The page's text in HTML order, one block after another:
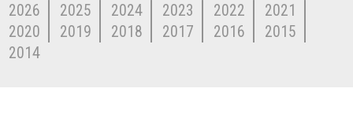
2026
2025 2024 2023 2022
2021
2020
2019 2018 2017 2016
2015
2014